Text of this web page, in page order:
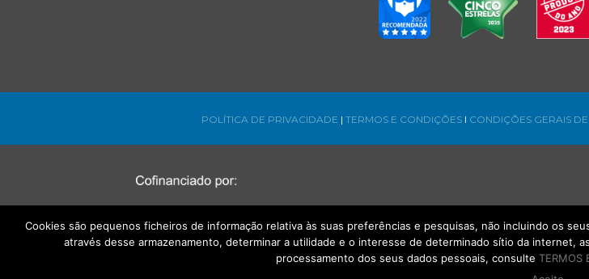
POLÍTICA DE PRIVACIDADE | TERMOS E CONDIÇÕES l CONDIÇÕES GERAIS
Cookies são pequenos ficheiros de informação relativa às suas preferências e pesquisas, não incluindo os
através desse armazenamento, determinar a utilidade e o interesse de determinado sítio da internet,
processamento dos seus dados pessoais, consulte TERMOS